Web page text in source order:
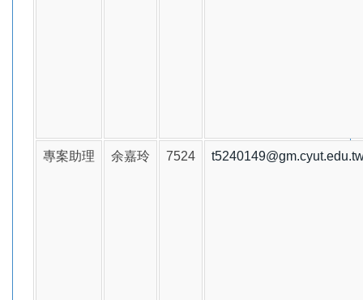
專案助理 余嘉玲 7524